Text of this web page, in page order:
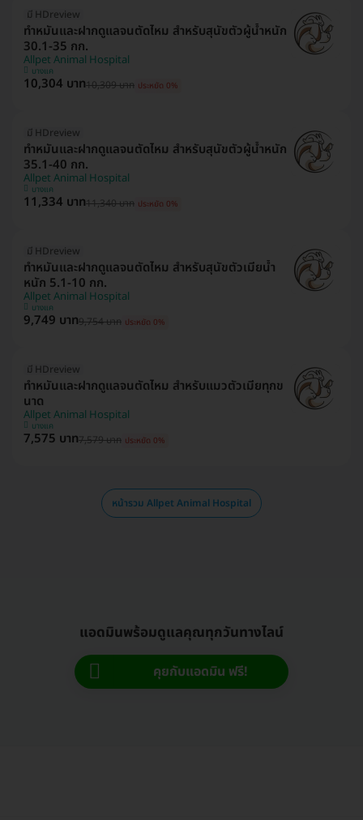
มี HDreview
ทำหมันและฝากดูแลจนตัดไหม สำหรับสุนัขตัวผู้น้ำหนัก
30.1-35 กก.
Allpet Animal Hospital
บางแค
10,304 บาท10,309 บาท ประหยัด 0%
มี HDreview
ทำหมันและฝากดูแลจนตัดไหม สำหรับสุนัขตัวผู้น้ำหนัก
35.1-40 กก.
Allpet Animal Hospital
บางแค
11,334 บาท11,340 บาท ประหยัด 0%
มี HDreview
ทำหมันและฝากดูแลจนตัดไหม สำหรับสุนัขตัวเมียน้ำ
หนัก 5.1-10 กก.
Allpet Animal Hospital
บางแค
9,749 บาท9,754 บาท ประหยัด 0%
มี HDreview
ทำหมันและฝากดูแลจนตัดไหม สำหรับแมวตัวเมียทุกข
นาด
Allpet Animal Hospital
บางแค
7,575 บาท7,579 บาท ประหยัด 0%
หน้ารวม Allpet Animal Hospital
แอดมินพร้อมดูแลคุณทุกวันทางไลน์
คุยกับแอดมิน ฟรี!